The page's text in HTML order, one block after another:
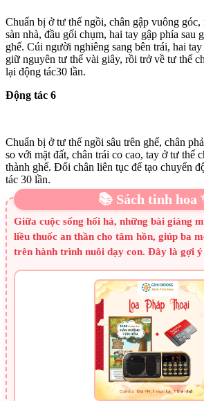
Chuẩn bị ở tư thế ngồi, chân gập vuông
sàn nhà, đầu gối chụm, hai tay gập phía sau
ghế. Cúi người nghiêng sang bên trái, hai tay
giữ nguyên tư thế vài giây, rồi trở về tư thế
lại động tác30 lần.
Động tác 6
Chuẩn bị ở tư thế ngồi sâu trên ghế, chân
so với mặt đất, chân trái co cao, tay ở tư thế
thành ghế. Đổi chân liên tục để tạo chuyển
tác 30 lần.
📚 Sách tinh hoa
Giữa cuộc sống hối hả, những bài giảng
liều thuốc an thần cho tâm hồn, giúp ba
trên hành trình nuôi dạy con. Đây là gợi ý